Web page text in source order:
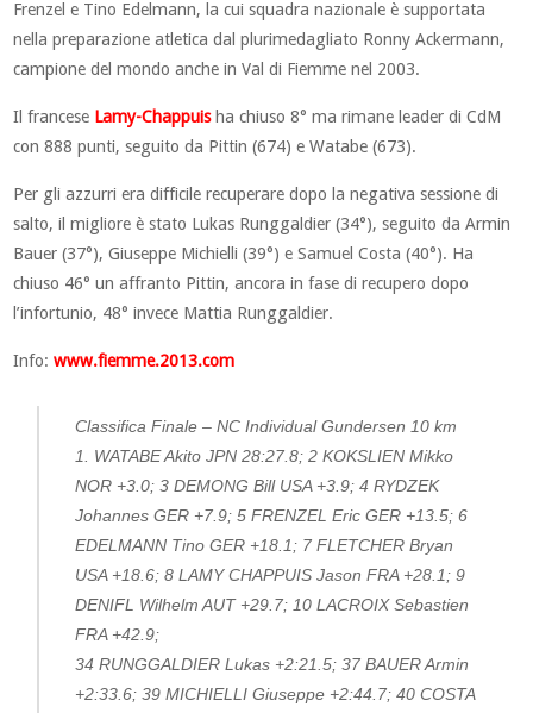
Frenzel e Tino Edelmann, la cui squadra nazionale è supportata
nella preparazione atletica dal plurimedagliato Ronny Ackermann,
campione del mondo anche in Val di Fiemme nel 2003.
Il francese Lamy-Chappuisha chiuso 8° ma rimane leader di CdM
con 888 punti, seguito da Pittin (674) e Watabe (673).
Per gli azzurri era difficile recuperare dopo la negativa sessione di
salto, il migliore è stato Lukas Runggaldier (34°), seguito da Armin
Bauer (37°), Giuseppe Michielli (39°) e Samuel Costa (40°). Ha
chiuso 46° un affranto Pittin, ancora in fase di recupero dopo
l’infortunio, 48° invece Mattia Runggaldier.
Info: www.fiemme.2013.com
Classifica Finale – NC Individual Gundersen 10 km
1. WATABE Akito JPN 28:27.8; 2 KOKSLIEN Mikko
NOR +3.0; 3 DEMONG Bill USA +3.9; 4 RYDZEK
Johannes GER +7.9; 5 FRENZEL Eric GER +13.5; 6
EDELMANN Tino GER +18.1; 7 FLETCHER Bryan
USA +18.6; 8 LAMY CHAPPUIS Jason FRA +28.1; 9
DENIFL Wilhelm AUT +29.7; 10 LACROIX Sebastien
FRA +42.9;
34 RUNGGALDIER Lukas +2:21.5; 37 BAUER Armin
+2:33.6; 39 MICHIELLI Giuseppe +2:44.7; 40 COSTA